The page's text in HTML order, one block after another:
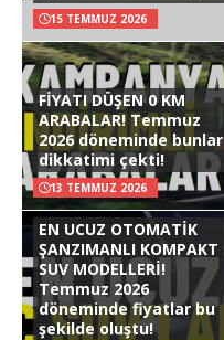
15 TEMMUZ 2026
FİYATI DÜŞEN 0 KM
ARABALAR! Temmuz
2026 döneminde bunlar
dikkatimi çekti!
13 TEMMUZ 2026
EN UCUZ OTOMATİK
ŞANZIMANLI KOMPAKT
SUV MODELLERİ!
Temmuz 2026
döneminde fiyatlar bu
şekilde oluştu!